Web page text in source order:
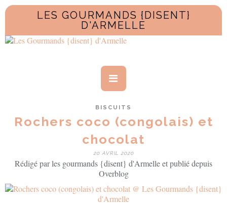
LES GOURMANDS {DISENT}
D'ARMELLE
BISCUITS
Rochers coco (congolais) et
chocolat
20 AVRIL 2020
Rédigé par les gourmands {disent} d'Armelle et publié depuis
Overblog